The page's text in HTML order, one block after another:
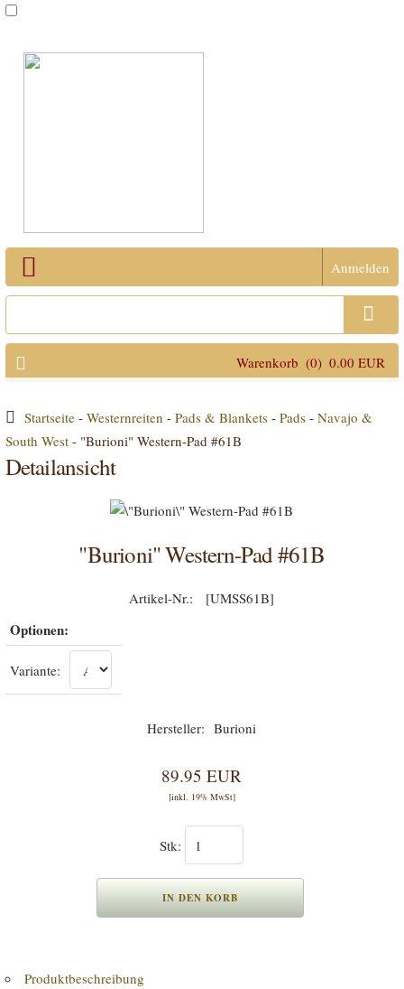
Anmelden
Warenkorb (0) 0.00 EUR
Startseite- Westernreiten - Pads & Blankets- Pads- Navajo &
South West- "Burioni" Western-Pad #61B
Detailansicht
"Burioni" Western-Pad #61B
[UMSS61B]
Optionen:
Variante:
Burioni
89.95 EUR
[inkl. 19% MwSt]
Stk:
Produktbeschreibung